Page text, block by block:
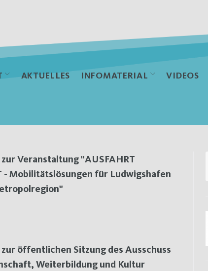
AKTUELLES INFOMATERIAL VIDEOS
Veranstaltung "AUSFAHRT
- Mobilitätslösungen für Ludwigshafen
zur öffentlichen Sitzung des Ausschuss
Weiterbildung und Kultur